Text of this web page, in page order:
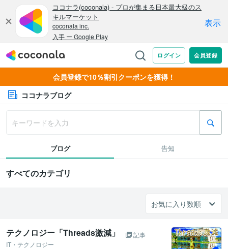
会員登録で10％割引クーポンを獲得！
ココナラブログ
ブログ 告知
すべてのカテゴリ
テクノロジー「Threads激減」
記事
IT・テクノロジー